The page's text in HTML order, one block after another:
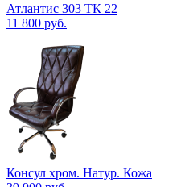
Атлантис 303 ТК 22
11 800 руб.
Консул хром. Натур. Кожа